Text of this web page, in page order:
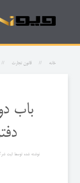
خانه قانون تجارت
باب
نوشته شده توسط ثبت